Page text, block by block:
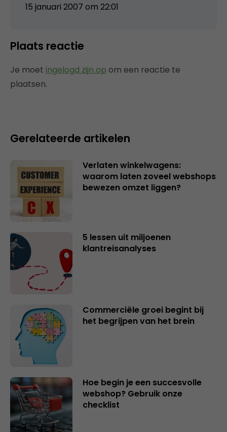
15 januari 2007 om 22:01
Plaats reactie
Je moet ingelogd zijn op om een reactie te
plaatsen.
Gerelateerde artikelen
Verlaten winkelwagens:
waarom laten zoveel webshops
bewezen omzet liggen?
5 lessen uit miljoenen
klantreisanalyses
Commerciële groei begint bij
het begrijpen van het brein
Hoe begin je een succesvolle
webshop? Gebruik onze
checklist